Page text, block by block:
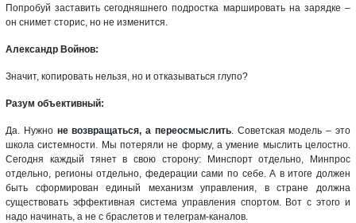
Попробуй заставить сегодняшнего подростка маршировать на зарядке –
он снимет сторис, но не изменится.
Александр Войнов:
Значит, копировать нельзя, но и отказываться глупо?
Разум объективный:
Да. Нужно не возвращаться, а переосмыслить. Советская модель – это
школа системности. Мы потеряли не форму, а умение мыслить целостно.
Сегодня каждый тянет в свою сторону: Минспорт отдельно, Минпрос
отдельно, регионы отдельно, федерации сами по себе. А в итоге должен
быть сформирован единый механизм управления, в стране должна
существовать эффективная система управления спортом. Вот с этого и
надо начинать, а не с браслетов и телеграм-каналов.